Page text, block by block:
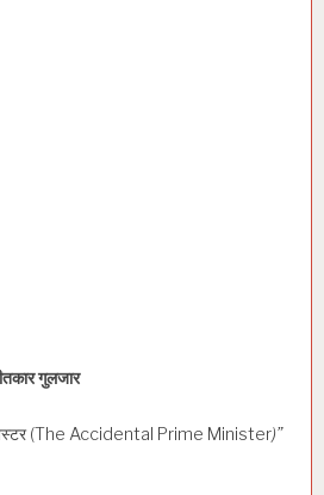
गुलजार
(The Accidental Prime Minister)”